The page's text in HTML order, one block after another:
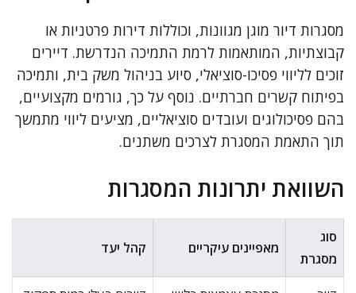
מסגרות דיור מוגן מגוונות, וכוללות דירות פרטניות או
קבוצתיות, המותאמות לרמת התמיכה הנדרשת. דיירים
זוכים לליווי פסיכו-סוציאלי, סיוע בניהול משק בית, ותמיכה
בפיתוח קשרים חברתיים. נוסף על כך, גורמים מקצועיים,
בהם פסיכולוגים ועובדים סוציאליים, מציעים ליווי מתמשך
תוך התאמת המסגרת לצרכים משתנים.
השוואת יתרונות המסגרות
סוג
מסגרת
מאפיינים עיקריים קהל יעד